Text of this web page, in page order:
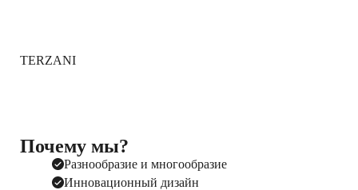
TERZANI
Почему мы?
Разнообразие и многообразие
Инновационный дизайн